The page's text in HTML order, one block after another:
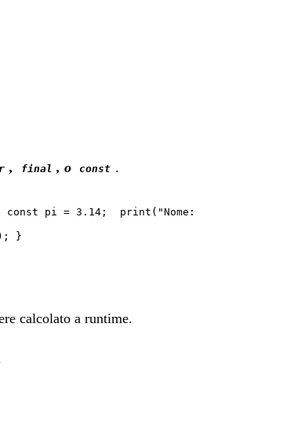
, final , o const .
pi = 3.14; print("Nome:
}
calcolato a runtime.